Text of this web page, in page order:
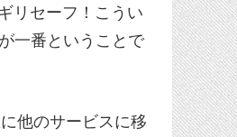
リセーフ！こうい
一番ということで
他のサービスに移